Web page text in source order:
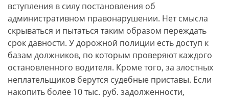
вступления в силу постановления об
административном правонарушении. Нет смысла
скрываться и пытаться таким образом переждать
срок давности. У дорожной полиции есть доступ к
базам должников, по которым проверяют каждого
остановленного водителя. Кроме того, за злостных
неплательщиков берутся судебные приставы. Если
накопить более 10 тыс. руб. задолженности,